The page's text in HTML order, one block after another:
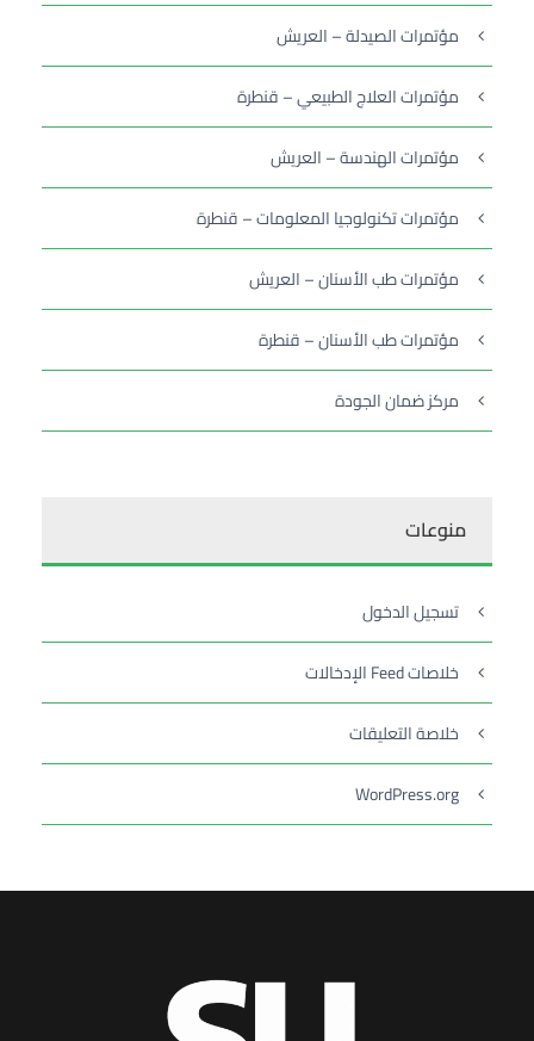
مؤتمرات الصيدلة – العريش
مؤتمرات العلاج الطبيعي – قنطرة
مؤتمرات الهندسة – العريش
مؤتمرات تكنولوجيا المعلومات – قنطرة
مؤتمرات طب الأسنان – العريش
مؤتمرات طب الأسنان – قنطرة
مركز ضمان الجودة
منوعات
تسجيل الدخول
خلاصات Feed الإدخالات
خلاصة التعليقات
WordPress.org